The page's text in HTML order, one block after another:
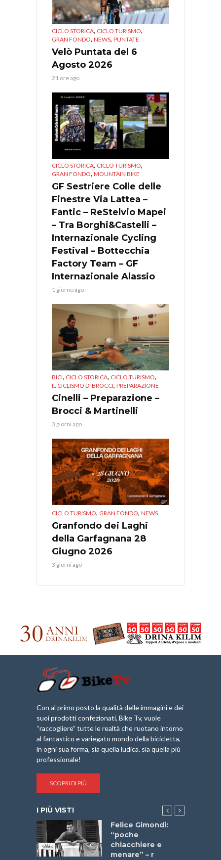
CICLO STORICA, CICLO TURISMO,
GRAN FONDO, NEWS, PUNTATE
Velò Puntata del 6
Agosto 2026
21 ore ago
CICLO STORICA, CICLO TURISMO,
GRAN FONDO, MOUNTAIN BIKE
GF Sestriere Colle delle
Finestre Via Lattea –
Fantic – ReStelvio Mapei
– Tra Borghi&Castelli –
Internazionale Cycling
Festival – Bottecchia
Factory Team – GF
Internazionale Alassio
1 giorno ago
BICI, CICLO STORICA, CICLO TURISMO,
IL CICLISMO DI BROCCI, PREPARAZIONE
Cinelli – Preparazione –
Brocci & Martinelli
3 giorni ago
CICLO TURISMO, GRAN FONDO, NEWS
Granfondo dei Laghi
della Garfagnana 28
Giugno 2026
3 giorni ago
Con al primo posto la qualità delle immagini e dei
suoi prodotti confezionati, Bike Tv, vuole
“raccogliere” tutte le realtà che ruotano intorno
al fantastico e variegato mondo della bicicletta,
in ogni sua forma, sia quella ludica, sia quella più
professionale!
SCOPRI DI PIÙ
I PIÙ VISTI
Felice Gimondi:
“poche
chiacchiere e
menare” – r